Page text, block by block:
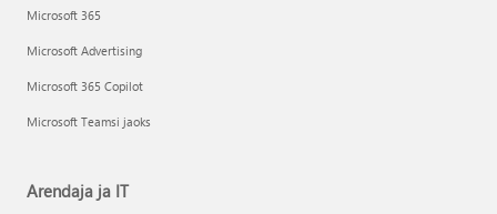
Microsoft 365
Microsoft Advertising
Microsoft 365 Copilot
Microsoft Teamsi jaoks
Arendaja ja IT